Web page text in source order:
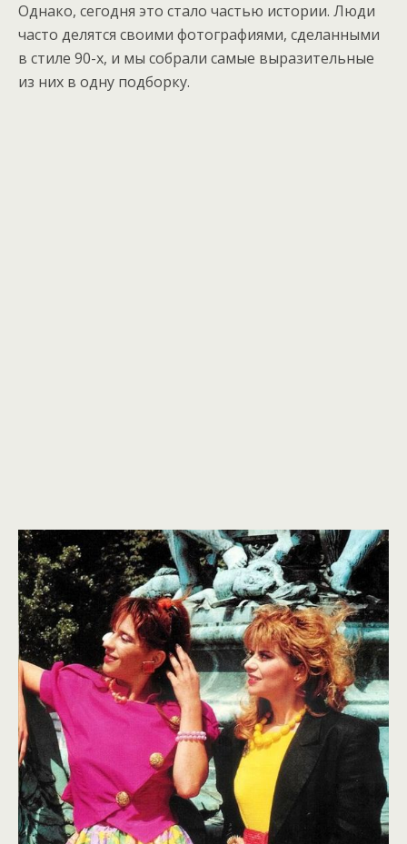
Однако, сегодня это стало частью истории. Люди
часто делятся своими фотографиями, сделанными
в стиле 90-х, и мы собрали самые выразительные
из них в одну подборку.